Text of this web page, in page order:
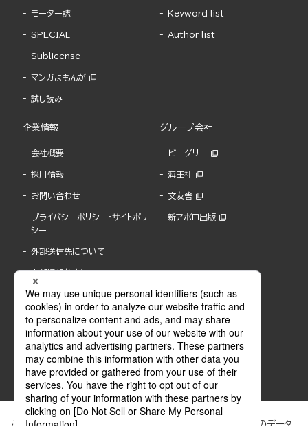
モーター誌
SPECIAL
Sublicense
マンガよもんが
試し読み
Keyword list
Author list
企業情報
会社概要
採用情報
お問い合わせ
プライバシーポリシー・サイトポリ
シー
外部送信先について
内部通報制度について
グループ会社
ビーグリー
海王社
文友舎
新アポロ出版